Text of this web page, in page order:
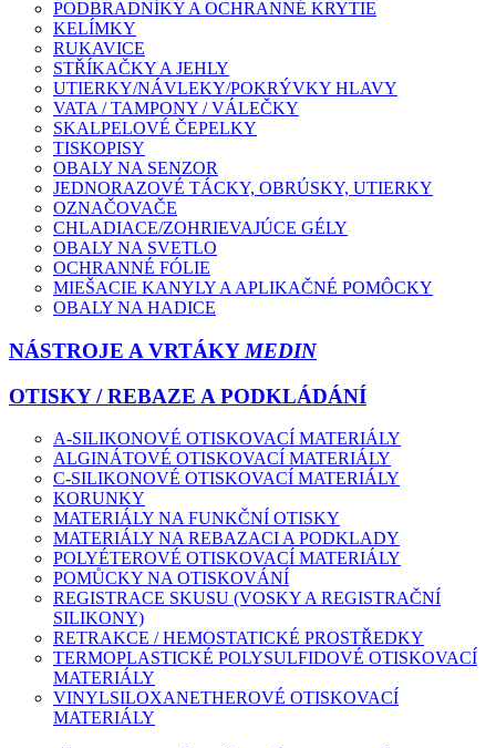
PODBRADNÍKY A OCHRANNÉ KRYTIE
KELÍMKY
RUKAVICE
STŘÍKAČKY A JEHLY
UTIERKY/NÁVLEKY/POKRÝVKY HLAVY
VATA / TAMPONY / VÁLEČKY
SKALPELOVÉ ČEPELKY
TISKOPISY
OBALY NA SENZOR
JEDNORAZOVÉ TÁCKY, OBRÚSKY, UTIERKY
OZNAČOVAČE
CHLADIACE/ZOHRIEVAJÚCE GÉLY
OBALY NA SVETLO
OCHRANNÉ FÓLIE
MIEŠACIE KANYLY A APLIKAČNÉ POMÔCKY
OBALY NA HADICE
NÁSTROJE A VRTÁKY MEDIN
OTISKY / REBAZE A PODKLÁDÁNÍ
A-SILIKONOVÉ OTISKOVACÍ MATERIÁLY
ALGINÁTOVÉ OTISKOVACÍ MATERIÁLY
C-SILIKONOVÉ OTISKOVACÍ MATERIÁLY
KORUNKY
MATERIÁLY NA FUNKČNÍ OTISKY
MATERIÁLY NA REBAZACI A PODKLADY
POLYÉTEROVÉ OTISKOVACÍ MATERIÁLY
POMŮCKY NA OTISKOVÁNÍ
REGISTRACE SKUSU (VOSKY A REGISTRAČNÍ
SILIKONY)
RETRAKCE / HEMOSTATICKÉ PROSTŘEDKY
TERMOPLASTICKÉ POLYSULFIDOVÉ OTISKOVACÍ
MATERIÁLY
VINYLSILOXANETHEROVÉ OTISKOVACÍ
MATERIÁLY